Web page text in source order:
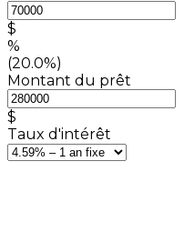
$
%
(20.0%)
Montant du prêt
$
Taux d'intérêt